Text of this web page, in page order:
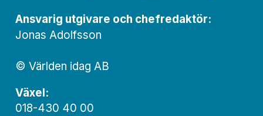
Ansvarig utgivare och chef­redaktör:
Jonas Adolfsson
© Världen idag AB
Växel:
018-430 40 00